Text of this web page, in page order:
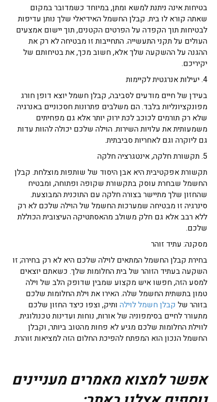
בטיחות אינה ניתנת למשא ומתן, במיוחד כשמדובר במקום
שאתה קורא לו בית. קבלן החשמל האידיאלי שלך נותן עדיפות
לבטיחות תוך הקפדה על הפרטים הקטנים, תוך יישום אמצעים
העולים על תקני התעשייה. התחייבות זו מבטיחה לא רק את
ההגנה על ההשקעה שלך אלא, חשוב מכך, את בטיחותם של
יקיריכם.
4. יעילות אנרגטית לקיימות
בעידן של חיים מודעים לסביבה, קבלן חשמל יוצא דופן חורג
מפונקציונליות בלבד. הם משלבים פתרונות חסכוניים באנרגיה
שלא רק תורמים לכוכב לכת ירוק יותר אלא גם מפחיתים
משמעותית את עלויות השירות. הוילה שלכם יכולה להוות עדות
גם ליוקרה וגם לאחריות סביבתית.
5. תקשורת חלקה, אינטגרציה חלקה
תקשורת אפקטיבית היא אבן היסוד של שותפות מוצלחת. קבלן
החשמל שבחרת עוסק בתקשורת שקופה ופתוחה, ומבטיח
שהחזון שלך מתיישר בצורה חלקה עם התוכנית המבוצעת.
סינרגיה זו מבטיחה שמערכות החשמל של הוילה שלכם לא רק
ללא רבב אלא גם חלק משולב מהאסתטיקה העיצובית הכוללת
שלכם.
מסקנה: עתיד זוהר
בחירת קבלן החשמל המתאים לוילה שלכם היא לא רק בחירה; זו
השקעה בעתיד הזוהר של בית החלומות שלך. כשאתם יוצאים
למסע הזה, חפשו איש מקצוע שמבין שדופק הלב של וילה
טמון בתשתית החשמל שלה. האירו את וילת החלומות שלכם
בזוהר של קבלן חשמל לוילה ותיק, וצפו כיצד החזון שלכם
מתעורר לחיים בסימפוניה של אורות, נוחות ועדינות טכנולוגית.
לווילת החלומות שלכם מגיע לא פחות מהטוב ביותר, וקבלן
החשמל הנכון הוא המפתח להפיכת החלום הזה למציאות זוהרת.
אפשר למצוא מאמרים מעניינים